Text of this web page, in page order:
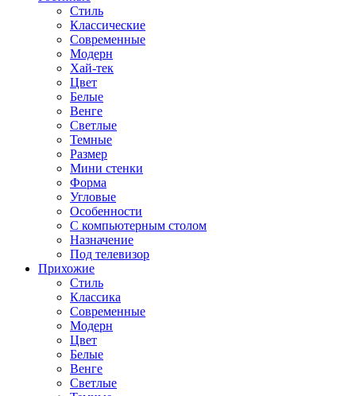
Стиль
Классические
Современные
Модерн
Хай-тек
Цвет
Белые
Венге
Светлые
Темные
Размер
Мини стенки
Форма
Угловые
Особенности
С компьютерным столом
Назначение
Под телевизор
Прихожие
Стиль
Классика
Современные
Модерн
Цвет
Белые
Венге
Светлые